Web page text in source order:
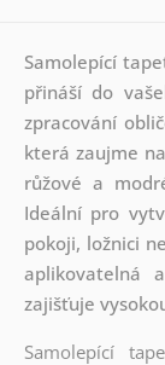
Samolepící
přináší do
zpracování
která zaujme
růžové a
Ideální pro
pokoji, ložnici
aplikovatelná
zajišťuje
Samolepící